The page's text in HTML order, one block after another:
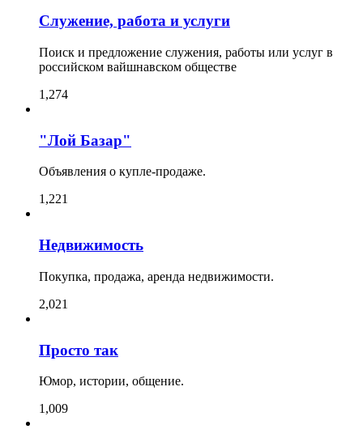
Служение, работа и услуги
Поиск и предложение служения, работы или услуг в
российском вайшнавском обществе
1,274
"Лой Базар"
Объявления о купле-продаже.
1,221
Недвижимость
Покупка, продажа, аренда недвижимости.
2,021
Просто так
Юмор, истории, общение.
1,009